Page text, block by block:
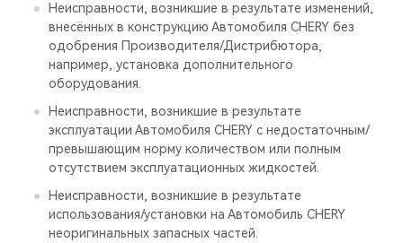
Неисправности, возникшие в результате изменений,
внесённых в конструкцию Автомобиля CHERY без
одобрения Производителя/Дистрибютора,
например, установка дополнительного
оборудования.
Неисправности, возникшие в результате
эксплуатации Автомобиля CHERY с недостаточным/
превышающим норму количеством или полным
отсутствием эксплуатационных жидкостей.
Неисправности, возникшие в результате
использования/установки на Автомобиль CHERY
неоригинальных запасных частей.